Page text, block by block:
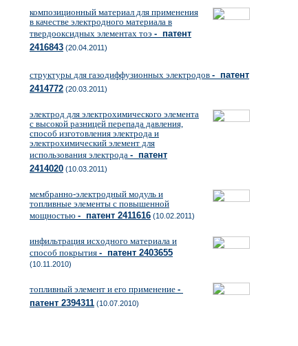
композиционный материал для применения
в качестве электродного материала в
твердооксидных элементах тоэ - патент
2416843 (20.04.2011)
структуры для газодиффузионных электродов - патент
2414772 (20.03.2011)
электрод для электрохимического элемента
с высокой разницей перепада давления,
способ изготовления электрода и
электрохимический элемент для
использования электрода - патент
2414020 (10.03.2011)
мембранно-электродный модуль и
топливные элементы с повышенной
мощностью - патент 2411616 (10.02.2011)
инфильтрация исходного материала и
способ покрытия - патент 2403655
(10.11.2010)
топливный элемент и его применение -
патент 2394311 (10.07.2010)